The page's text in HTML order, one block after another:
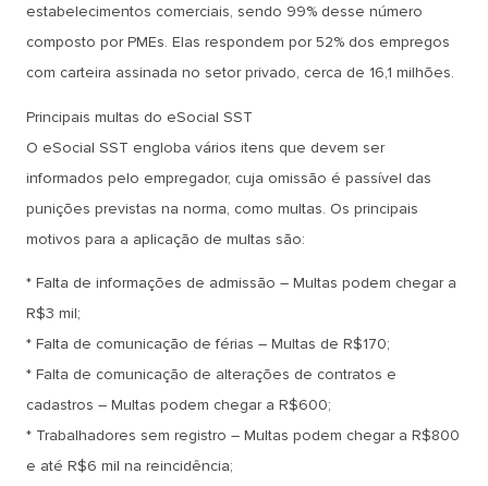
estabelecimentos comerciais, sendo 99% desse número
composto por PMEs. Elas respondem por 52% dos empregos
com carteira assinada no setor privado, cerca de 16,1 milhões.
Principais multas do eSocial SST
O eSocial SST engloba vários itens que devem ser
informados pelo empregador, cuja omissão é passível das
punições previstas na norma, como multas. Os principais
motivos para a aplicação de multas são:
* Falta de informações de admissão – Multas podem chegar a
R$3 mil;
* Falta de comunicação de férias – Multas de R$170;
* Falta de comunicação de alterações de contratos e
cadastros – Multas podem chegar a R$600;
* Trabalhadores sem registro – Multas podem chegar a R$800
e até R$6 mil na reincidência;